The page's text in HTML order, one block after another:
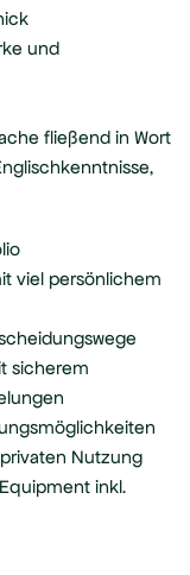
und
fließend in Wort
viel persönlichem
sicherem
Nutzung
inkl.